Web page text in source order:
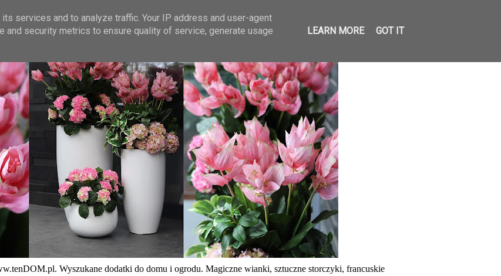
Wyszukane dodatki do domu i ogrodu. Magiczne wianki, sztuczne storczyki, francuskie
services and to analyze traffic. Your IP address and user-agent
and security metrics to ensure quality of service, generate usage
LEARN MORE GOT IT